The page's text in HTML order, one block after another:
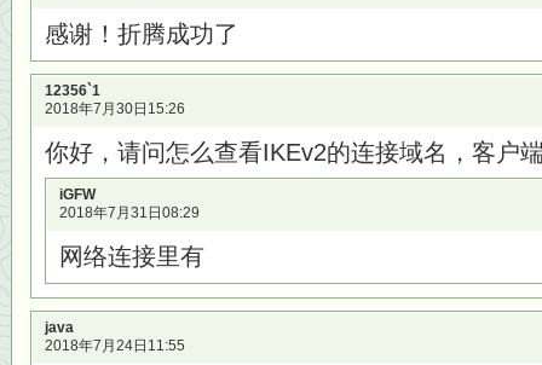
感谢！折腾成功了
12356`1
2018年7月30日15:26
你好，请问怎么查看IKEv2的连接域名，客户
iGFW
2018年7月31日08:29
网络连接里有
java
2018年7月24日11:55